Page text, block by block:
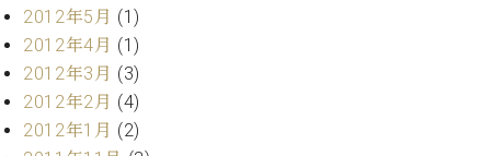
調
律
料
金
表
2012年5月 (1)
2012年4月 (1)
2012年3月 (3)
2012年2月 (4)
2012年1月 (2)